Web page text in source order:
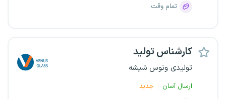
تمام وقت
کارشناس تولید
تولیدی ونوس شیشه
ارسال آسان
جدید